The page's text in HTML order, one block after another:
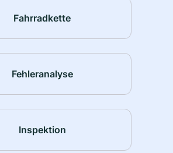
Fahrradkette
Fehleranalyse
Inspektion